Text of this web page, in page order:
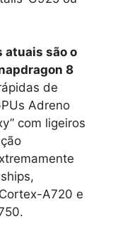
atuais são o
8
de
Adreno
com ligeiros
A720 e